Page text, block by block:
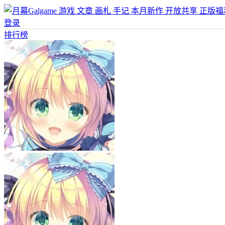
游戏 文章 画札 手记 本月新作 开放共享 正版
登录
排行榜